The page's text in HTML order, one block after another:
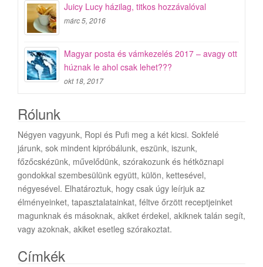
Juicy Lucy házilag, titkos hozzávalóval
márc 5, 2016
Magyar posta és vámkezelés 2017 – avagy ott
húznak le ahol csak lehet???
okt 18, 2017
Rólunk
Négyen vagyunk, Ropi és Pufi meg a két kicsi. Sokfelé
járunk, sok mindent kipróbálunk, eszünk, iszunk,
főzőcskézünk, művelődünk, szórakozunk és hétköznapi
gondokkal szembesülünk együtt, külön, kettesével,
négyesével. Elhatároztuk, hogy csak úgy leírjuk az
élményeinket, tapasztalatainkat, féltve őrzött receptjeinket
magunknak és másoknak, akiket érdekel, akiknek talán segít,
vagy azoknak, akiket esetleg szórakoztat.
Címkék